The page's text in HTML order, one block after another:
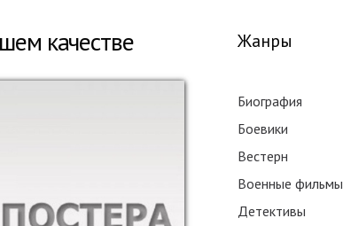
качестве Жанры
Биография
Боевики
Вестерн
Военные фильмы
Детективы